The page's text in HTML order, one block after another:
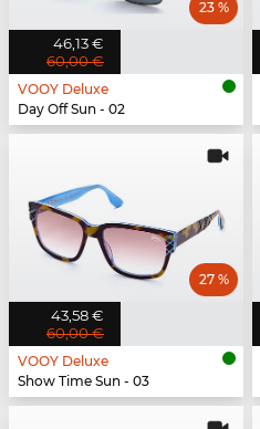
46,13 €
60,00 €
23 %
VOOY Deluxe
Day Off Sun - 02
43,58 €
60,00 €
27 %
VOOY Deluxe
Show Time Sun - 03